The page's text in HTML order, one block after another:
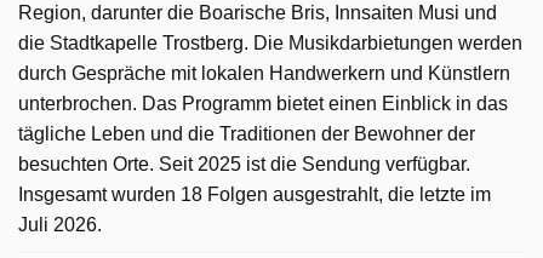
Region, darunter die Boarische Bris, Innsaiten Musi und
die Stadtkapelle Trostberg. Die Musikdarbietungen werden
durch Gespräche mit lokalen Handwerkern und Künstlern
unterbrochen. Das Programm bietet einen Einblick in das
tägliche Leben und die Traditionen der Bewohner der
besuchten Orte. Seit 2025 ist die Sendung verfügbar.
Insgesamt wurden 18 Folgen ausgestrahlt, die letzte im
Juli 2026.